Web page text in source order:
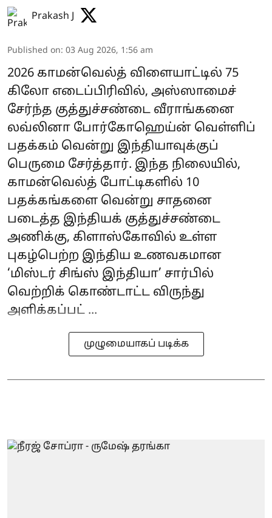
Prakash J
Published on: 03 Aug 2026, 1:56 am
2026 காமன்வெல்த் விளையாட்டில் 75
கிலோ எடைப்பிரிவில், அஸ்ஸாமைச்
சேர்ந்த குத்துச்சண்டை வீராங்கனை
லவ்லினா போர்கோஹெய்ன் வெள்ளிப்
பதக்கம் வென்று இந்தியாவுக்குப்
பெருமை சேர்த்தார். இந்த நிலையில்,
காமன்வெல்த் போட்டிகளில் 10
பதக்கங்களை வென்று சாதனை
படைத்த இந்தியக் குத்துச்சண்டை
அணிக்கு, கிளாஸ்கோவில் உள்ள
புகழ்பெற்ற இந்திய உணவகமான
‘மிஸ்டர் சிங்ஸ் இந்தியா’ சார்பில்
வெற்றிக் கொண்டாட்ட விருந்து
அளிக்கப்பட் ...
முழுமையாகப் படிக்க